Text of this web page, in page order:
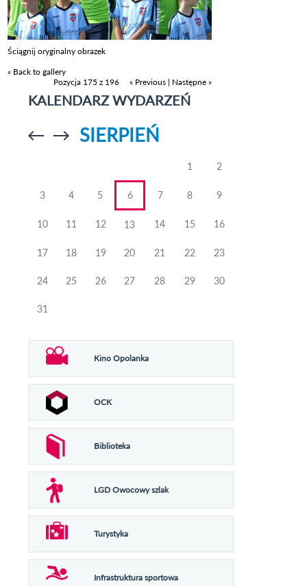
Ściągnij oryginalny obrazek
« Back to gallery
Pozycja 175 z 196
« Previous | Następne »
KALENDARZ WYDARZEŃ
Przejdź doPrzejdź do
SIERPIEŃ
1 2
3 4 5 6 7 8 9
10 11 12 13 14 15 16
17 18 19 20 21 22 23
24 25 26 27 28 29 30
31
Kino Opolanka
OCK
Biblioteka
LGD Owocowy szlak
Turystyka
Infrastruktura sportowa